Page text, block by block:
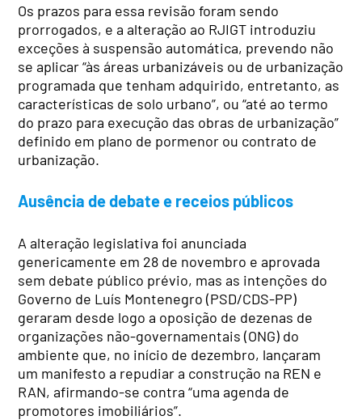
Os prazos para essa revisão foram sendo
prorrogados, e a alteração ao RJIGT introduziu
exceções à suspensão automática, prevendo não
se aplicar “às áreas urbanizáveis ou de urbanização
programada que tenham adquirido, entretanto, as
características de solo urbano”, ou “até ao termo
do prazo para execução das obras de urbanização”
definido em plano de pormenor ou contrato de
urbanização.
Ausência de debate e receios públicos
A alteração legislativa foi anunciada
genericamente em 28 de novembro e aprovada
sem debate público prévio, mas as intenções do
Governo de Luís Montenegro (PSD/CDS-PP)
geraram desde logo a oposição de dezenas de
organizações não-governamentais (ONG) do
ambiente que, no início de dezembro, lançaram
um manifesto a repudiar a construção na REN e
RAN, afirmando-se contra “uma agenda de
promotores imobiliários”.